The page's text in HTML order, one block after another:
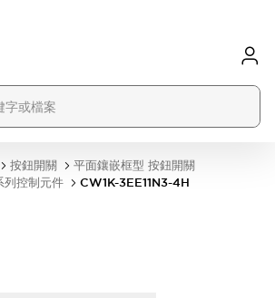
按鈕開關
平面鑲嵌框型 按鈕開關
控制元件
CW1K-3EE11N3-4H